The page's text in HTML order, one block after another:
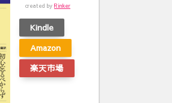
created by Rinker
Kindle
Amazon
楽天市場